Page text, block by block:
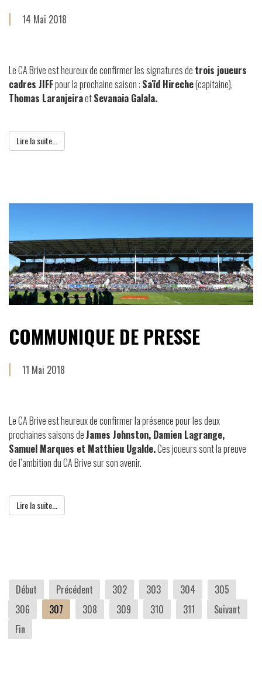
14 Mai 2018
Le CA Brive est heureux de confirmer les signatures de trois joueurs
cadres JIFFpour la prochaine saison : Saïd Hireche(capitaine),
Thomas LaranjeiraetSevanaia Galala.
Lire la suite...
COMMUNIQUE DE PRESSE
11 Mai 2018
Le CA Brive est heureux de confirmer la présence pour les deux
prochaines saisons deJames Johnston, Damien Lagrange,
Samuel Marques et Matthieu Ugalde.Ces joueurs sont la preuve
de l’ambition du CA Brive sur son avenir.
Lire la suite...
Début Précédent 302 303 304
305
306
307 308 309 310 311
Suivant
Fin